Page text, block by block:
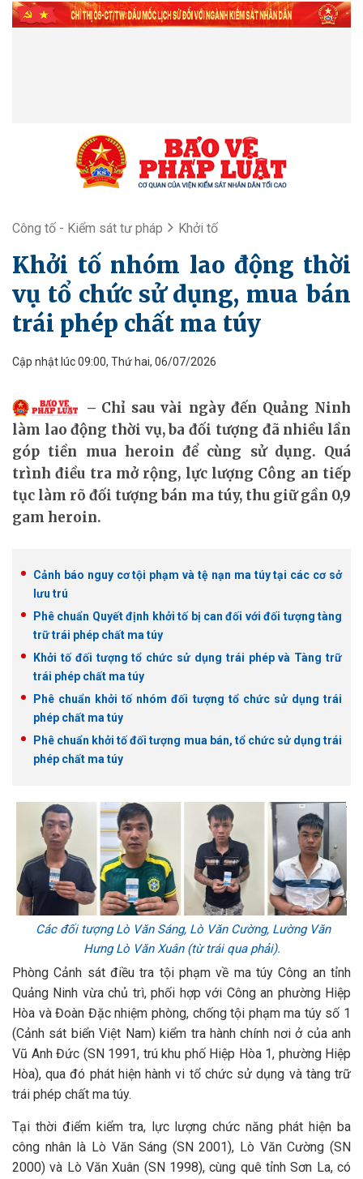
Công tố - Kiểm sát tư pháp Khởi tố
Khởi tố nhóm lao động thời
vụ tổ chức sử dụng, mua bán
trái phép chất ma túy
Cập nhật lúc 09:00, Thứ hai, 06/07/2026
Chỉ sau vài ngày đến Quảng Ninh
làm lao động thời vụ, ba đối tượng đã nhiều lần
góp tiền mua heroin để cùng sử dụng. Quá
trình điều tra mở rộng, lực lượng Công an tiếp
tục làm rõ đối tượng bán ma túy, thu giữ gần 0,9
gam heroin.
Cảnh báo nguy cơ tội phạm và tệ nạn ma túy tại các cơ sở
lưu trú
Phê chuẩn Quyết định khởi tố bị can đối với đối tượng tàng
trữ trái phép chất ma túy
Khởi tố đối tượng tổ chức sử dụng trái phép và Tàng trữ
trái phép chất ma túy
Phê chuẩn khởi tố nhóm đối tượng tổ chức sử dụng trái
phép chất ma túy
Phê chuẩn khởi tố đối tượng mua bán, tổ chức sử dụng trái
phép chất ma túy
Các đối tượng Lò Văn Sáng, Lò Văn Cường, Lường Văn
Hưng Lò Văn Xuân (từ trái qua phải).
Phòng Cảnh sát điều tra tội phạm về ma túy Công an tỉnh
Quảng Ninh vừa chủ trì, phối hợp với Công an phường Hiệp
Hòa và Đoàn Đặc nhiệm phòng, chống tội phạm ma túy số 1
(Cảnh sát biển Việt Nam) kiểm tra hành chính nơi ở của anh
Vũ Anh Đức (SN 1991, trú khu phố Hiệp Hòa 1, phường Hiệp
Hòa), qua đó phát hiện hành vi tổ chức sử dụng và tàng trữ
trái phép chất ma túy.
Tại thời điểm kiểm tra, lực lượng chức năng phát hiện ba
công nhân là Lò Văn Sáng (SN 2001), Lò Văn Cường (SN
2000) và Lò Văn Xuân (SN 1998), cùng quê tỉnh Sơn La, có